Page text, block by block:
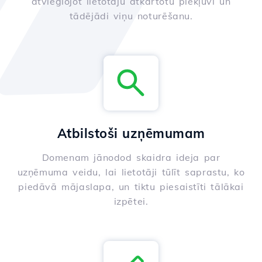
tādējādi viņu noturēšanu.
Atbilstoši uzņēmumam
Domenam jānodod skaidra ideja par
uzņēmuma veidu, lai lietotāji tūlīt saprastu, ko
piedāvā mājaslapa, un tiktu piesaistīti tālākai
izpētei.